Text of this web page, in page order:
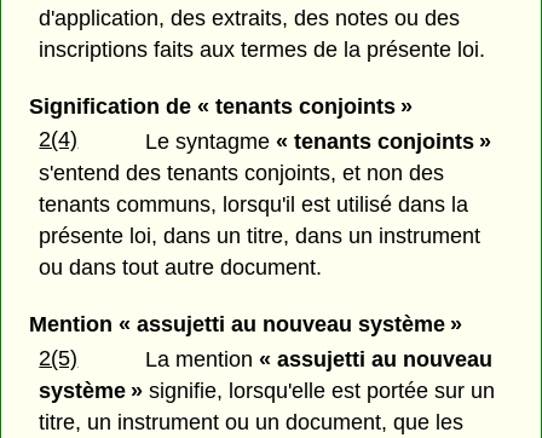
d'application, des extraits, des notes ou des
inscriptions faits aux termes de la présente loi.
Signification de « tenants conjoints »
2(4)
Le syntagme« tenants conjoints »
s'entend des tenants conjoints, et non des
tenants communs, lorsqu'il est utilisé dans la
présente loi, dans un titre, dans un instrument
ou dans tout autre document.
Mention « assujetti au nouveau système »
2(5)
La mention« assujetti au nouveau
système » signifie, lorsqu'elle est portée sur un
titre, un instrument ou un document, que les